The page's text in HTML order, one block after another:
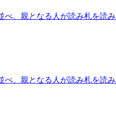
、親となる人が読み札を読
、親となる人が読み札を読